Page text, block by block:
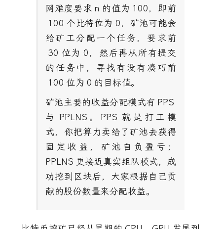
网难度要求 n 的值为 100，即前
100 个比特位为 0，矿池可能会
给矿工分配一个任务，要求前
30 位为 0 ，然后再从所有提交
的任务中，寻找有没有凑巧前
100 位为 0 的目标值。
矿池主要的收益分配模式有 PPS
与 PPLNS 。 PPS 就是打工模
式，你把算力卖给了矿池去获得
固定收益，矿池自负盈亏；
PPLNS 更接近真实组队模式，成
功挖到区块后，大家根据自己贡
献的股份数量来分配收益。